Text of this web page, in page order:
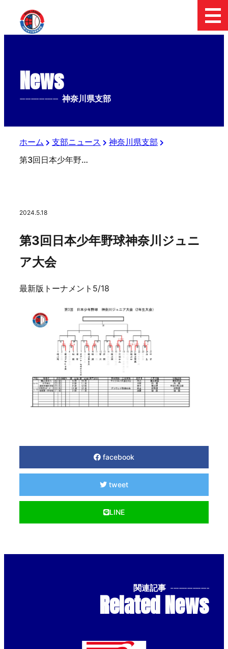
News
-------------- 神奈川県支部
ホーム 支部ニュース
神奈川県支部
第3回日本少年野球神奈川ジュニア大会
2024.5.18
第3回日本少年野球神奈川ジュニ
ア大会
最新版トーナメント5/18
facebook
tweet
LINE
関連記事 --------------
Related News